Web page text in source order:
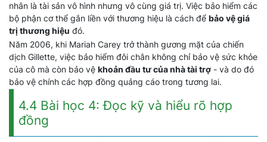
nhân là tài sản vô hình nhưng vô cùng giá trị. Việc bảo hiểm các
bộ phận cơ thể gắn liền với thương hiệu là cách để bảo vệ giá
trị thương hiệu đó.
Năm 2006, khi Mariah Carey trở thành gương mặt của chiến
dịch Gillette, việc bảo hiểm đôi chân không chỉ bảo vệ sức khỏe
của cô mà còn bảo vệ khoản đầu tư của nhà tài trợ - và do đó
bảo vệ chính các hợp đồng quảng cáo trong tương lai.
4.4 Bài học 4: Đọc kỹ và hiểu rõ hợp
đồng